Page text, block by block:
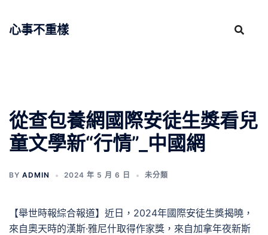
心事不重樣
從查包養網國際安徒生獎看兒
童文學新“行情”_中國網
BY ADMIN 2024 年 5 月 6 日 未分類
【舉世時報綜合報道】近日，2024年國際安徒生獎揭曉，
來自奧天時的漢斯·雅尼什取得作家獎，來自加拿年夜新斯